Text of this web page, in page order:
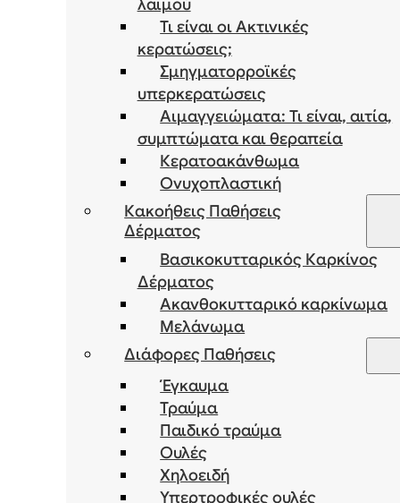
λαιμού
Τι είναι οι Ακτινικές
κερατώσεις;
Σμηγματορροϊκές
υπερκερατώσεις
Αιμαγγειώματα: Τι είναι, αιτία,
συμπτώματα και θεραπεία
Κερατοακάνθωμα
Ονυχοπλαστική
Κακοήθεις Παθήσεις
Δέρματος
Βασικοκυτταρικός Καρκίνος
Δέρματος
Ακανθοκυτταρικό καρκίνωμα
Μελάνωμα
Διάφορες Παθήσεις
Έγκαυμα
Τραύμα
Παιδικό τραύμα
Ουλές
Χηλοειδή
Υπερτροφικές ουλές